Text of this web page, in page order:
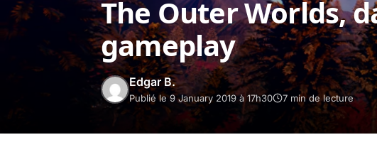
The Outer Worlds,
gameplay
Edgar B.
Publié le 9 January 2019 à 17h30 7 min de lecture